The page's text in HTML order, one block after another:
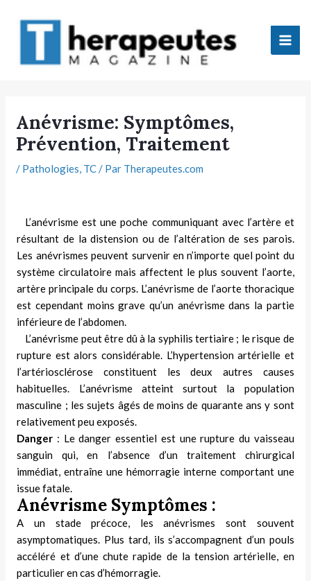
Anévrisme: Symptômes,
Prévention, Traitement
/ Pathologies, TC/ Par Therapeutes.com
L’anévrisme est une poche communi­quant avec l’artère et
résultant de la distension ou de l’altération de ses parois.
Les anévrismes peuvent survenir en n’importe quel point du
système circulatoire mais affectent le plus sou­vent l’aorte,
artère principale du corps. L’anévrisme de l’aorte thoracique
est cependant moins grave qu’un anévrisme dans la partie
inférieure de l’abdomen.
L’anévrisme peut être dû à la syphilistertiaire ; le risque de
rupture est alors considérable. L’hypertension artérielle et
l’artériosclérose constituent les deux autres causes
habituelles. L’anévrisme atteint surtout la population
masculine ; les sujets âgés de moins de quarante ans y sont
relativement peu exposés.
Danger : Le danger essentiel est une rupture du vaisseau
sanguin qui, en l’absence d’un traitement chirurgical
immédiat, entraîne une hémorragie in­terne comportant une
issue fatale.
Anévrisme Symptômes :
A un stade précoce, les anévrismes sont souvent
asymptomati­ques. Plus tard, ils s’accompagnent d’un pouls
accéléré et d’une chute rapide de la tension artérielle, en
particulier en cas d’hémorragie.